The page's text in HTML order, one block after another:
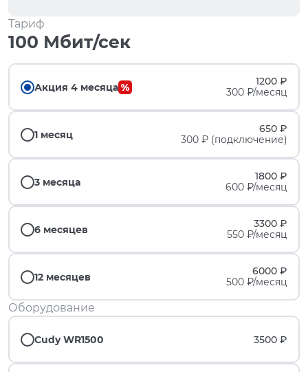
Тариф
100 Мбит/сек
Акция 4 месяца
1200 ₽
300 ₽/месяц
1 месяц
650 ₽
300 ₽ (подключение)
3 месяца
1800 ₽
600 ₽/месяц
6 месяцев
3300 ₽
550 ₽/месяц
12 месяцев
6000 ₽
500 ₽/месяц
Оборудование
Cudy WR1500 3500 ₽